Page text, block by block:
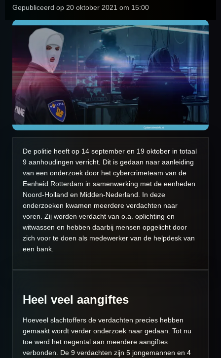
Gepubliceerd op 20 oktober 2021 om 15:00
De politie heeft op 14 september en 19 oktober in totaal
9 aanhoudingen verricht. Dit is gedaan naar aanleiding
van een onderzoek door het cybercrimeteam van de
Eenheid Rotterdam in samenwerking met de eenheden
Noord-Holland en Midden-Nederland. In deze
onderzoeken kwamen meerdere verdachten naar
voren. Zij worden verdacht van o.a. oplichting en
witwassen en hebben daarbij mensen opgelicht door
zich voor te doen als medewerker van de helpdesk van
een bank.
Heel veel aangiftes
Hoeveel slachtoffers de verdachten precies hebben
gemaakt wordt verder onderzoek naar gedaan. Tot nu
toe werd het negental aan meerdere aangiftes
verbonden. De 9 verdachten zijn 5 jongemannen en 4